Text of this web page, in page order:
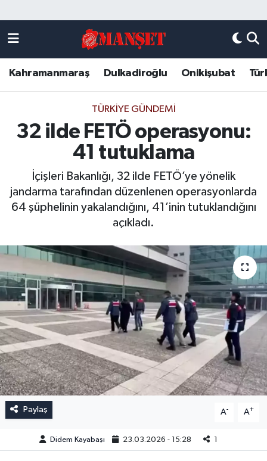
Kahramanmaraş Dulkadiroğlu Onikişubat
TÜRKIYE GÜNDEMI
32 ilde FETÖ operasyonu:
41 tutuklama
İçişleri Bakanlığı, 32 ilde FETÖ’ye yönelik
jandarma tarafından düzenlenen operasyonlarda
64 şüphelinin yakalandığını, 41’inin tutuklandığını
açıkladı.
Paylaş A- A+
Didem Kayabaşı 23.03.2026 - 15:28 1
DULKADİROĞLU
KAHRAMANMARAŞ
ONİKİŞUBAT
Künye
Kahramanmaraş Nöbetçi Eczaneler
Kahramanmaraş Hava Durumu
Kahramanmaraş Trafik Yoğunluk Haritası
Süper Lig Puan Durumu ve Fikstür
Son Dakika Haberleri